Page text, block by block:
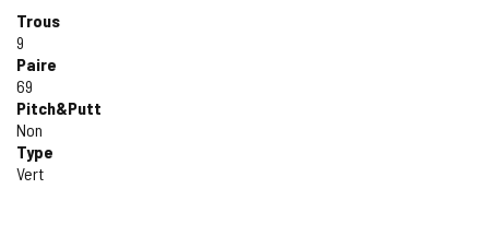
Trous
9
Paire
69
Pitch&Putt
Non
Type
Vert